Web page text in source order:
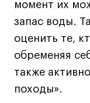
момент их
запас воды.
оценить те,
обременяя
также
походы».